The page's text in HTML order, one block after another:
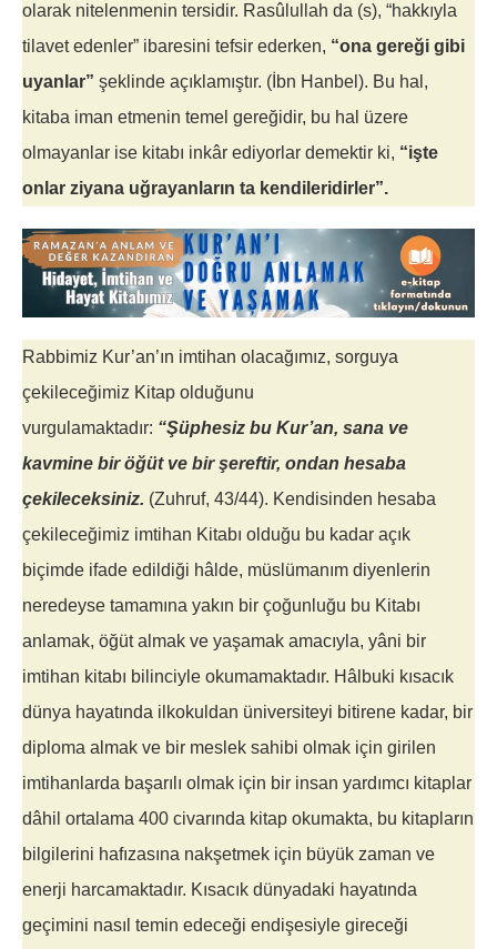
olarak nitelenmenin tersidir. Rasûlullah da (s), “hakkıyla
tilavet edenler” ibaresini tefsir ederken, “ona gereği gibi
uyanlar” şeklinde açıklamıştır. (İbn Hanbel). Bu hal,
kitaba iman etmenin temel gereğidir, bu hal üzere
olmayanlar ise kitabı inkâr ediyorlar demektir ki, “işte
onlar ziyana uğrayanların ta kendileridirler”.
Rabbimiz Kur’an’ın imtihan olacağımız, sorguya
çekileceğimiz Kitap olduğunu
vurgulamaktadır: “Şüphesiz bu Kur’an, sana ve
kavmine bir öğüt ve bir şereftir, ondan hesaba
çekileceksiniz. (Zuhruf, 43/44). Kendisinden hesaba
çekileceğimiz imtihan Kitabı olduğu bu kadar açık
biçimde ifade edildiği hâlde, müslümanım diyenlerin
neredeyse tamamına yakın bir çoğunluğu bu Kitabı
anlamak, öğüt almak ve yaşamak amacıyla, yâni bir
imtihan kitabı bilinciyle okumamaktadır. Hâlbuki kısacık
dünya hayatında ilkokuldan üniversiteyi bitirene kadar, bir
diploma almak ve bir meslek sahibi olmak için girilen
imtihanlarda başarılı olmak için bir insan yardımcı kitaplar
dâhil ortalama 400 civarında kitap okumakta, bu kitapların
bilgilerini hafızasına nakşetmek için büyük zaman ve
enerji harcamaktadır. Kısacık dünyadaki hayatında
geçimini nasıl temin edeceği endişesiyle gireceği